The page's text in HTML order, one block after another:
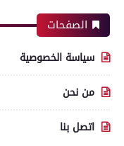
الصفحات
سياسة الخصوصية
من نحن
اتصل بنا